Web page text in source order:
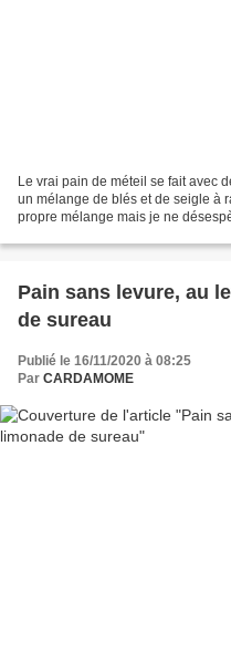
Le vrai pain de méteil se fait avec
un mélange de blés et de seigle à
propre mélange mais je ne
Pain sans levure, au
de sureau
Publié le 16/11/2020 à 08:25
Par CARDAMOME